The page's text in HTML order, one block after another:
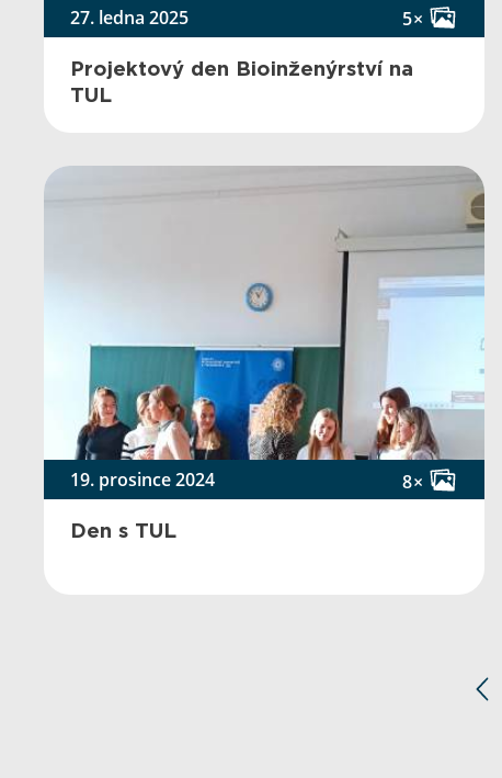
27. ledna 2025 5×
Projektový den Bioinženýrství na
TUL
19. prosince 2024 8×
Den s TUL